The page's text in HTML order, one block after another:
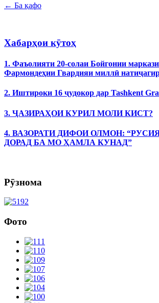
← Ба қафо
Хабарҳои кӯтоҳ
1. Фаъолияти 20-солаи Бойгонии
Фармондеҳии Гвардияи миллӣ
2. Иштироки 16 ҷудокор дар Tashkent
3. ҶАЗИРАҲОИ КУРИЛ МОЛИ КИСТ?
4. ВАЗОРАТИ ДИФОИ ОЛМОН:
ДОРАД БА МО ҲАМЛА КУНАД”
Рӯзнома
Фото